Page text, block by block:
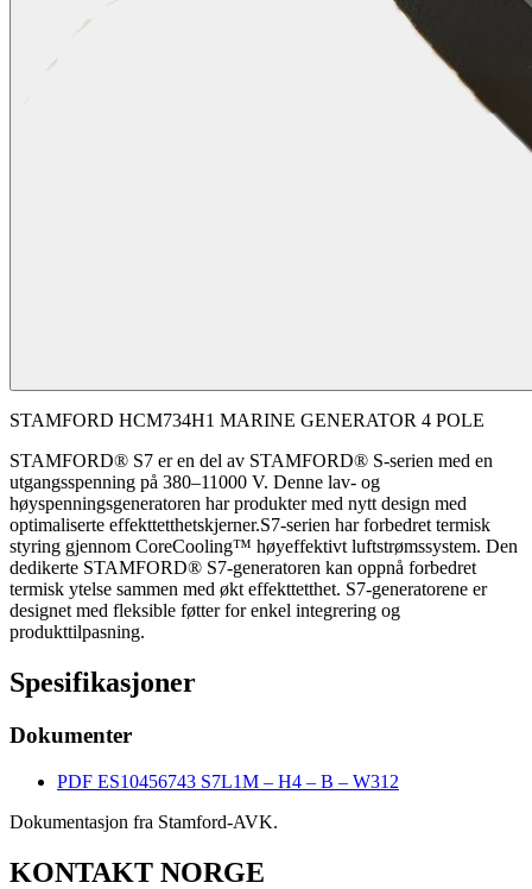
STAMFORD HCM734H1 MARINE GENERATOR 4 POLE
STAMFORD® S7 er en del av STAMFORD® S-serien med en
utgangsspenning på 380–11000 V. Denne lav- og
høyspenningsgeneratoren har produkter med nytt design med
optimaliserte effekttetthetskjerner.S7-serien har forbedret termisk
styring gjennom CoreCooling™ høyeffektivt luftstrømssystem. Den
dedikerte STAMFORD® S7-generatoren kan oppnå forbedret
termisk ytelse sammen med økt effekttetthet. S7-generatorene er
designet med fleksible føtter for enkel integrering og
produkttilpasning.
Spesifikasjoner
Dokumenter
PDF ES10456743 S7L1M – H4 – B – W312
Dokumentasjon fra Stamford-AVK.
KONTAKT NORGE